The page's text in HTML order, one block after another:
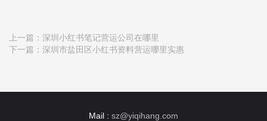
上一篇： 深圳小红书笔记营运公司在哪里
下一篇： 深圳市盐田区小红书资料营运哪里实惠
Mail : sz@yiqihang.com